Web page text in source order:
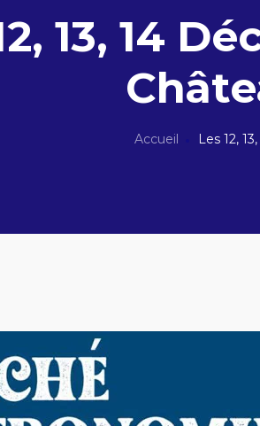
13, 14
Accueil Les 12,